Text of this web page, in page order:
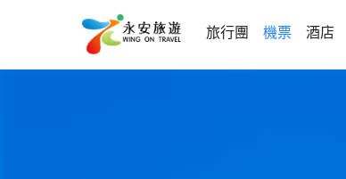
旅行團 機票 酒店